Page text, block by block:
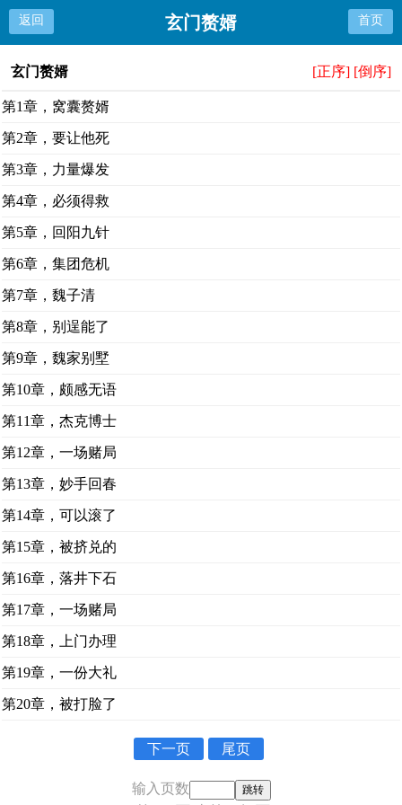
返回 玄门赘婿 首页
玄门赘婿 [正序] [倒序]
第1章，窝囊赘婿
第2章，要让他死
第3章，力量爆发
第4章，必须得救
第5章，回阳九针
第6章，集团危机
第7章，魏子清
第8章，别逞能了
第9章，魏家别墅
第10章，颇感无语
第11章，杰克博士
第12章，一场赌局
第13章，妙手回春
第14章，可以滚了
第15章，被挤兑的
第16章，落井下石
第17章，一场赌局
第18章，上门办理
第19章，一份大礼
第20章，被打脸了
下一页 尾页
输入页数